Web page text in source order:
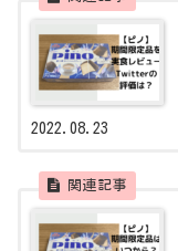
2022.08.23